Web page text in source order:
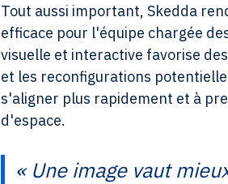
Tout aussi important, Skedda
efficace pour l'équipe chargée
visuelle et interactive favorise
et les reconfigurations
s'aligner plus rapidement et à
d'espace.
« Une image vaut